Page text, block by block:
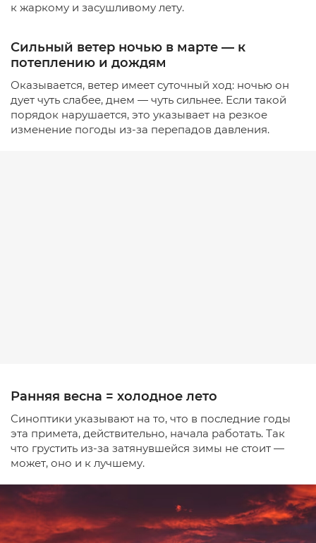
к жаркому и засушливому лету.
Сильный ветер ночью в марте — к
потеплению и дождям
Оказывается, ветер имеет суточный ход: ночью он
дует чуть слабее, днем — чуть сильнее. Если такой
порядок нарушается, это указывает на резкое
изменение погоды из-за перепадов давления.
Ранняя весна = холодное лето
Синоптики указывают на то, что в последние годы
эта примета, действительно, начала работать. Так
что грустить из-за затянувшейся зимы не стоит —
может, оно и к лучшему.